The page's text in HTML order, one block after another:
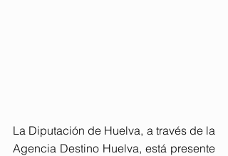
La Diputación de Huelva, a través de la
Agencia Destino Huelva, está presente